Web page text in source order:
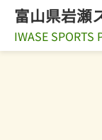
富山県岩瀬
IWASE SPORTS